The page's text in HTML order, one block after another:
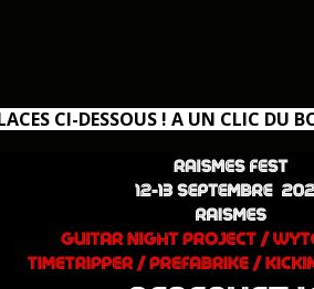
CI-DESSOUS ! A UN CLIC DU